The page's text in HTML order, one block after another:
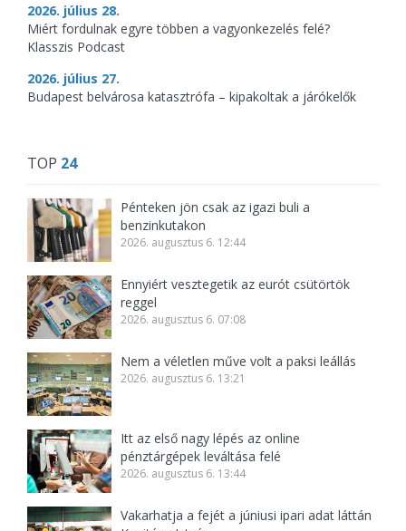
2026. július 28.
Miért fordulnak egyre többen a vagyonkezelés felé?
Klasszis Podcast
2026. július 27.
Budapest belvárosa katasztrófa – kipakoltak a járókelők
TOP 24
Pénteken jön csak az igazi buli a
benzinkutakon
2026. augusztus 6. 12:44
Ennyiért vesztegetik az eurót csütörtök
reggel
2026. augusztus 6. 07:08
Nem a véletlen műve volt a paksi leállás
2026. augusztus 6. 13:21
Itt az első nagy lépés az online
pénztárgépek leváltása felé
2026. augusztus 6. 13:44
Vakarhatja a fejét a júniusi ipari adat láttán